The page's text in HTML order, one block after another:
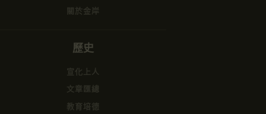
關於金岸
歷史
宣化上人
文章匯總
教育培德